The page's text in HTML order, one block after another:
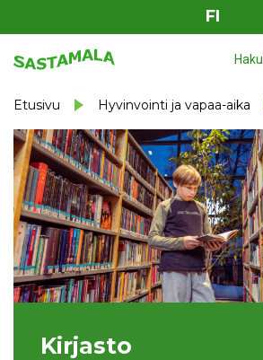
FI
Haku
Etusivu Hyvinvointi ja vapaa-aika
Kirjasto